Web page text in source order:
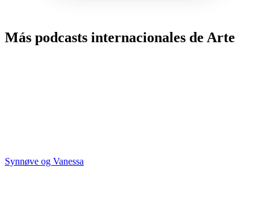
Más podcasts internacionales de Arte
Synnøve og Vanessa